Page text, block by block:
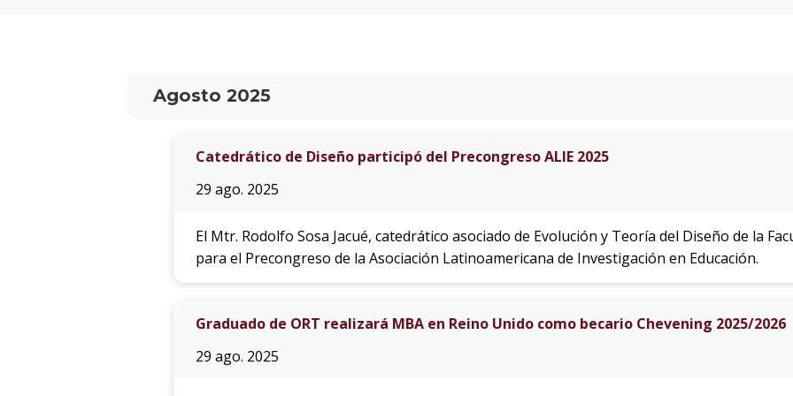
Agosto 2025
Catedrático de Diseño participó del Precongreso ALIE 2025
29 ago. 2025
El Mtr. Rodolfo Sosa Jacué, catedrático asociado de Evolución y Teoría del Diseño de la
para el Precongreso de la Asociación Latinoamericana de Investigación en Educación.
Graduado de ORT realizará MBA en Reino Unido como becario Chevening 2025/2026
29 ago. 2025